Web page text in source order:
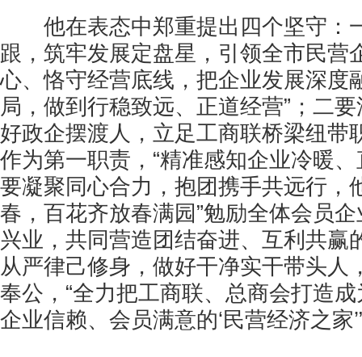
他在表态中郑重提出四个坚守：
跟，筑牢发展定盘星，引领全市民营
心、恪守经营底线，把企业发展深度
局，做到行稳致远、正道经营”；二
好政企摆渡人，立足工商联桥梁纽带
作为第一职责，“精准感知企业冷暖
要凝聚同心合力，抱团携手共远行，
春，百花齐放春满园”勉励全体会员
兴业，共同营造团结奋进、互利共赢
从严律己修身，做好干净实干带头人
奉公，“全力把工商联、总商会打造
企业信赖、会员满意的‘民营经济之家